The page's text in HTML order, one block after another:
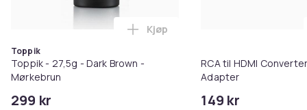
Toppik
Toppik - 27,5g - Dark Brown -
Mørkebrun
299 kr
Legg Toppik - 27,5g - Dark
Kjøp
RCA til HDMI
Adapter
149 kr